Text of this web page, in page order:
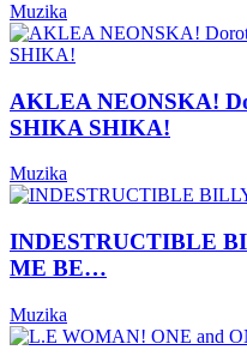
Muzika
AKLEA NEONSKA!
SHIKA SHIKA!
Muzika
INDESTRUCTIBLE
ME BE…
Muzika